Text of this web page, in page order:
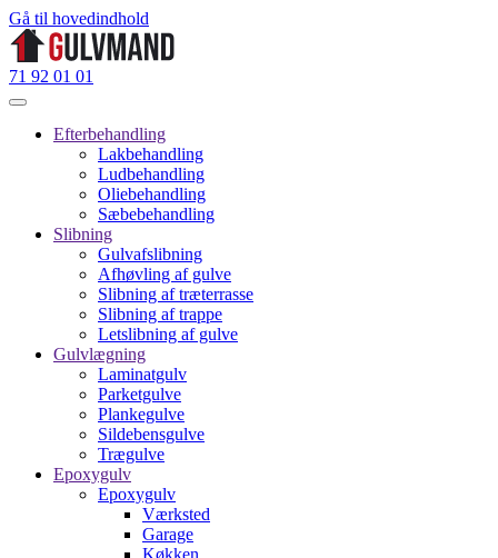
Gå til hovedindhold
71 92 01 01
Efterbehandling
Lakbehandling
Ludbehandling
Oliebehandling
Sæbebehandling
Slibning
Gulvafslibning
Afhøvling af gulve
Slibning af træterrasse
Slibning af trappe
Letslibning af gulve
Gulvlægning
Laminatgulv
Parketgulve
Plankegulve
Sildebensgulve
Trægulve
Epoxygulv
Epoxygulv
Værksted
Garage
Køkken